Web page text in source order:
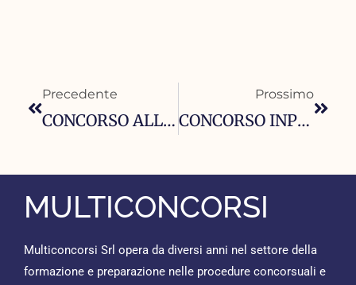
Precedente
CONCORSO ALLIEVI MARESCIALLI GUARDIA DI FINANZA 2024
Prossimo
CONCORSO INPS PER L’ANNO 2024 PER DIPLOMATI- 585 POSTI
MULTICONCORSI
Multiconcorsi Srl opera da diversi anni nel settore della
formazione e preparazione nelle procedure concorsuali e